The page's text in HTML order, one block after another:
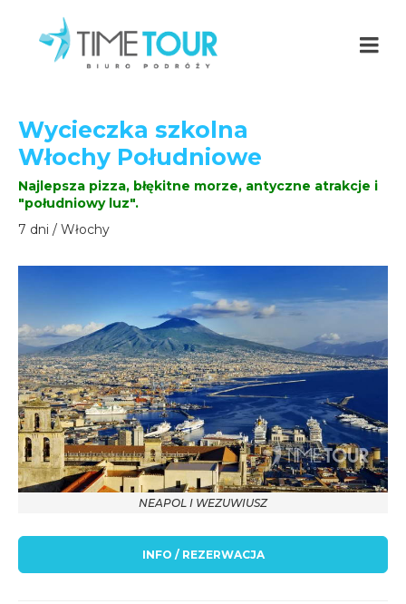
Wycieczka szkolna
Włochy Południowe
Najlepsza pizza, błękitne morze, antyczne atrakcje i
"południowy luz".
7 dni / Włochy
NEAPOL I WEZUWIUSZ
INFO / REZERWACJA